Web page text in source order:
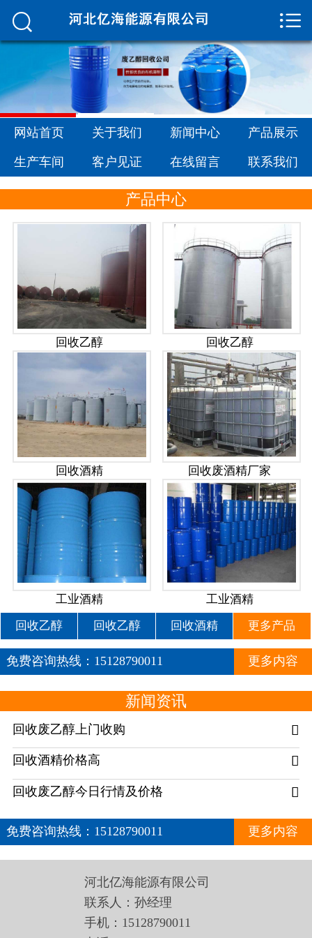

关于我们
新闻中心
产品展示
生产车间
联系我们


网站首页 关于我们 新闻中心 产品展示
生产车间 客户见证 在线留言 联系我们
产品中心
回收乙醇 回收乙醇
回收酒精 回收废酒精厂家
工业酒精 工业酒精
回收乙醇 回收乙醇 回收酒精 更多产品
免费咨询热线： 15128790011 更多内容
新闻资讯
回收废乙醇上门收购 
回收酒精价格高 
回收废乙醇今日行情及价格 
免费咨询热线： 15128790011 更多内容
河北亿海能源有限公司
联系人：孙经理
手机：15128790011